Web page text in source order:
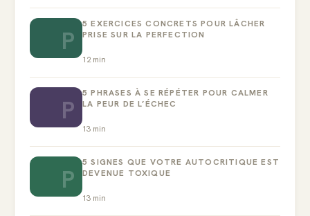
P
5 EXERCICES CONCRETS POUR LÂCHER
PRISE SUR LA PERFECTION
12min
P
5 PHRASES À SE RÉPÉTER POUR CALMER
LA PEUR DE L’ÉCHEC
13 min
P
5 SIGNES QUE VOTRE AUTOCRITIQUE EST
DEVENUE TOXIQUE
13 min